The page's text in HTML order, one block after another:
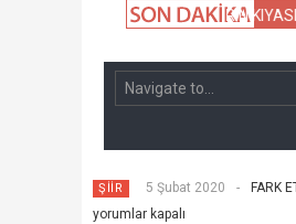
OKULLARLA SİVİL OKULLARIN
ŞİİR 5 Şubat 2020 -
FARK
yorumlar kapalı